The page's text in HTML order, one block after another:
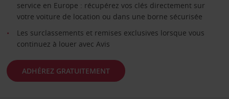
service en Europe : récupérez vos clés directement sur
votre voiture de location ou dans une borne sécurisée
Les surclassements et remises exclusives lorsque vous
continuez à louer avec Avis
ADHÉREZ GRATUITEMENT